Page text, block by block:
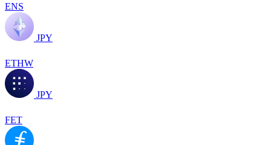
ENS
JPY
ETHW
JPY
FET